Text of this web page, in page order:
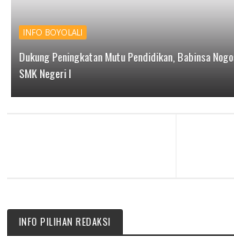
INFO BOYOLALI
Dukung Peningkatan Mutu Pendidikan, Babinsa
SMK Negeri I
INFO PILIHAN REDAKSI